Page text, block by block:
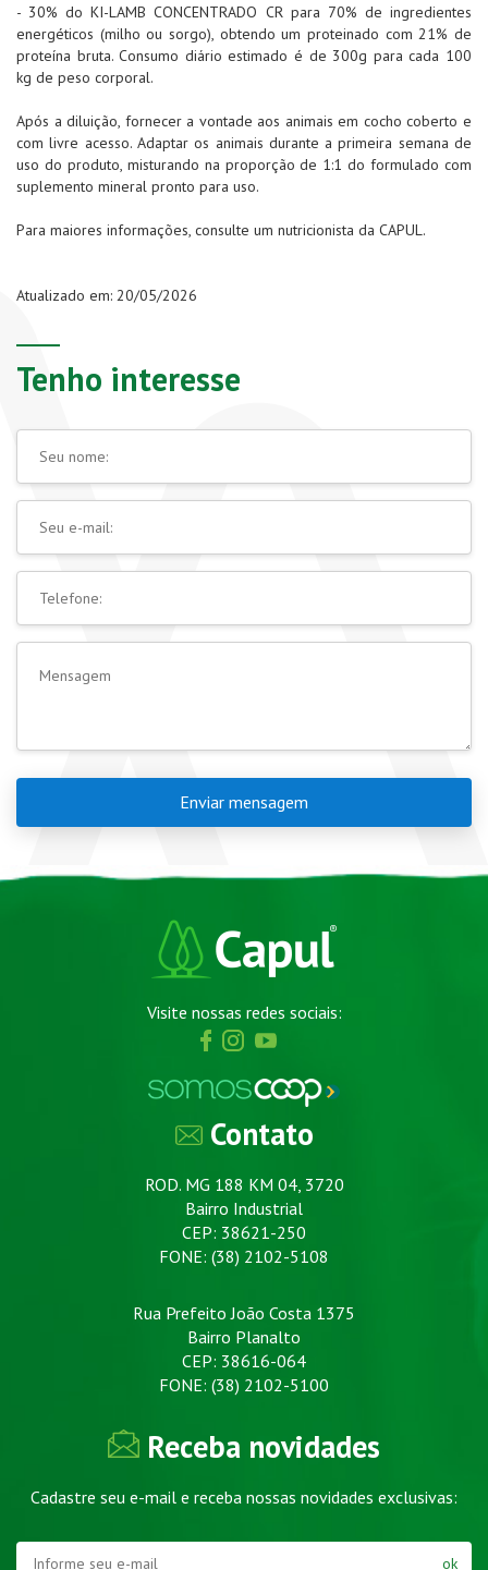
- 30% do KI-LAMB CONCENTRADO CR para 70% de ingredientes
energéticos (milho ou sorgo), obtendo um proteinado com 21% de
proteína bruta. Consumo diário estimado é de 300g para cada 100
kg de peso corporal.
Após a diluição, fornecer a vontade aos animais em cocho coberto e
com livre acesso. Adaptar os animais durante a primeira semana de
uso do produto, misturando na proporção de 1:1 do formulado com
suplemento mineral pronto para uso.
Para maiores informações, consulte um nutricionista da CAPUL.
Atualizado em: 20/05/2026
Tenho interesse
Enviar mensagem
Visite nossas redes sociais:
Contato
ROD. MG 188 KM 04, 3720
Bairro Industrial
CEP: 38621-250
FONE: (38) 2102-5108
Rua Prefeito João Costa 1375
Bairro Planalto
CEP: 38616-064
FONE: (38) 2102-5100
Receba novidades
Cadastre seu e-mail e receba nossas novidades exclusivas:
ok